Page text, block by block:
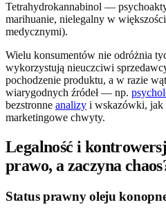
Tetrahydrokannabinol —
marihuanie, nielegalny w
medycznymi).
Wielu konsumentów nie odróżnia
wykorzystują nieuczciwi
pochodzenie produktu, a w razie
wiarygodnych źródeł — np.
bezstronne analizy i wskazówki, jak
marketingowe chwyty.
Legalność i
prawo, a zaczyna
Status prawny oleju